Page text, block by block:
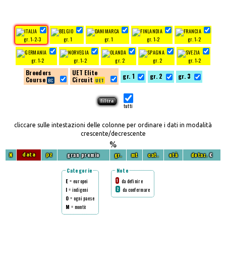
gr. 1-2-3 gr. 1 gr. 1 gr. 1-2 gr. 1-2
gr. 1-2 gr. 1-2 gr. 2 gr. 2 gr. 1-2
Breeders
Course
UET Elite
Circuit
gr. 1 gr. 2 gr. 3
tutti
cliccare sulle intestazioni delle colonne per ordinare i dati in modalità
crescente/decrescente
%
N data pz gran premio gr. mt cat. età dotaz.€
Categorie
E = europei
I = indigeni
O = ogni paese
M = montè
Note
1 da definire
2 da confermare